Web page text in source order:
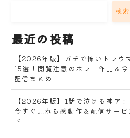
検索
最近の投稿
【2026年版】ガチで怖いトラウ
15選！閲覧注意のホラー作品＆
配信まとめ
【2026年版】1話で泣ける神アニ
今すぐ見れる感動作＆配信サービ
ド